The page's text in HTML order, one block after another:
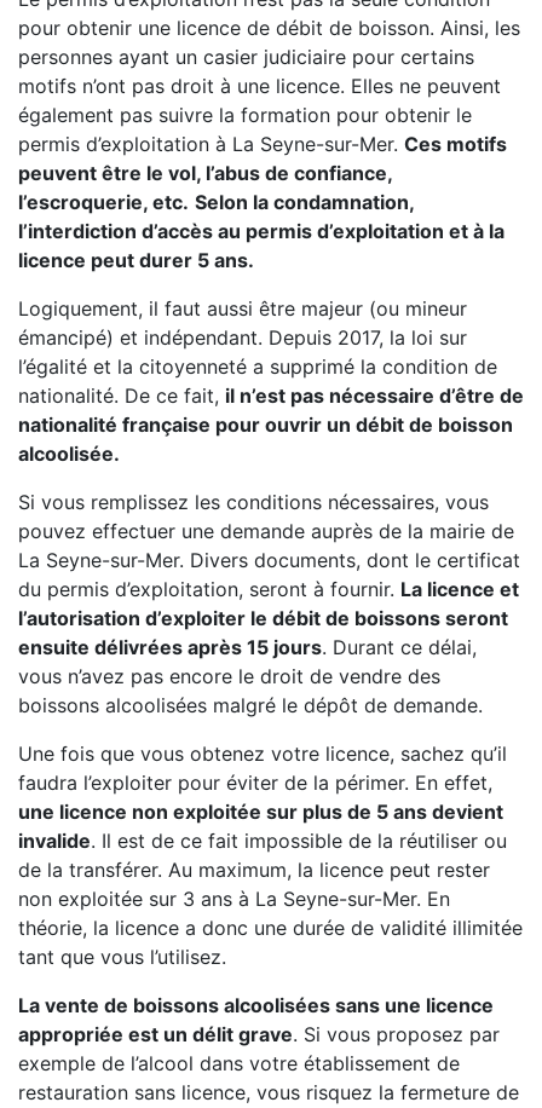
pour obtenir une licence de débit de boisson. Ainsi, les
personnes ayant un casier judiciaire pour certains
motifs n’ont pas droit à une licence. Elles ne peuvent
également pas suivre la formation pour obtenir le
permis d’exploitation à La Seyne-sur-Mer. Ces motifs
peuvent être le vol, l’abus de confiance,
l’escroquerie, etc. Selon la condamnation,
l’interdiction d’accès au permis d’exploitation et à la
licence peut durer 5 ans.
Logiquement, il faut aussi être majeur (ou mineur
émancipé) et indépendant. Depuis 2017, la loi sur
l’égalité et la citoyenneté a supprimé la condition de
nationalité. De ce fait, il n’est pas nécessaire d’être de
nationalité française pour ouvrir un débit de boisson
alcoolisée.
Si vous remplissez les conditions nécessaires, vous
pouvez effectuer une demande auprès de la mairie de
La Seyne-sur-Mer. Divers documents, dont le certificat
du permis d’exploitation, seront à fournir. La licence et
l’autorisation d’exploiter le débit de boissons seront
ensuite délivrées après 15 jours. Durant ce délai,
vous n’avez pas encore le droit de vendre des
boissons alcoolisées malgré le dépôt de demande.
Une fois que vous obtenez votre licence, sachez qu’il
faudra l’exploiter pour éviter de la périmer. En effet,
une licence non exploitée sur plus de 5 ans devient
invalide. Il est de ce fait impossible de la réutiliser ou
de la transférer. Au maximum, la licence peut rester
non exploitée sur 3 ans à La Seyne-sur-Mer. En
théorie, la licence a donc une durée de validité illimitée
tant que vous l’utilisez.
La vente de boissons alcoolisées sans une licence
appropriée est un délit grave. Si vous proposez par
exemple de l’alcool dans votre établissement de
restauration sans licence, vous risquez la fermeture de